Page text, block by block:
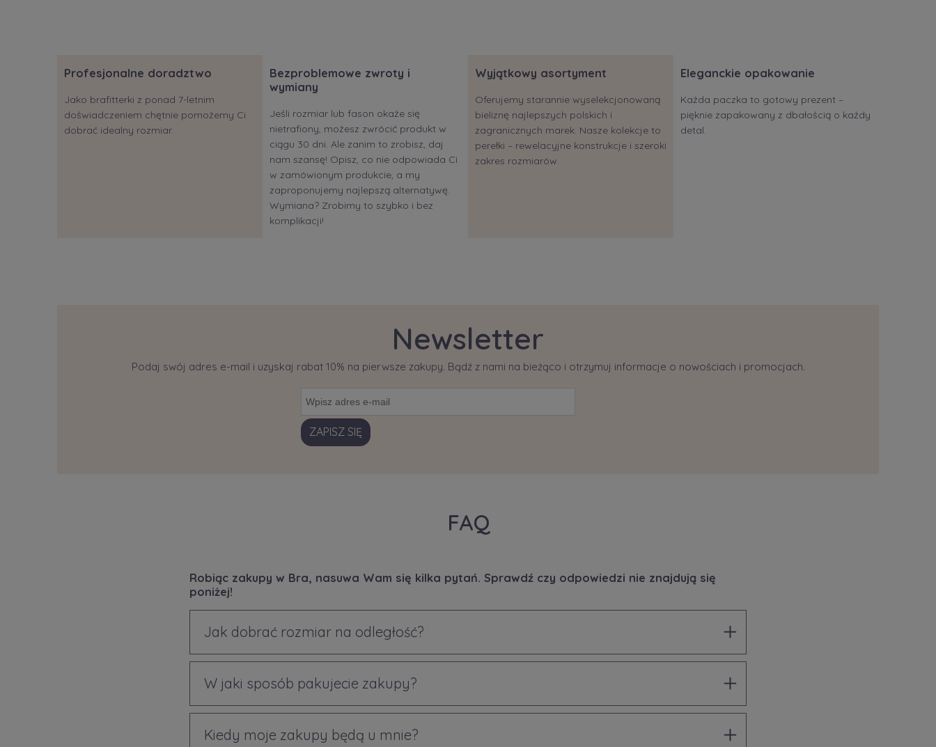
Profesjonalne doradztwo
Jako brafitterki z ponad 7-letnim
doświadczeniem chętnie pomożemy Ci
dobrać idealny rozmiar.
Bezproblemowe zwroty i
wymiany
Jeśli rozmiar lub fason okaże się
nietrafiony, możesz zwrócić produkt w
ciągu 30 dni. Ale zanim to zrobisz, daj
nam szansę! Opisz, co nie odpowiada Ci
w zamówionym produkcie, a my
zaproponujemy najlepszą alternatywę.
Wymiana? Zrobimy to szybko i bez
komplikacji!
Wyjątkowy asortyment
Oferujemy starannie wyselekcjonowaną
bieliznę najlepszych polskich i
zagranicznych marek. Nasze kolekcje to
perełki – rewelacyjne konstrukcje i szeroki
zakres rozmiarów.
Eleganckie opakowanie
Każda paczka to gotowy prezent –
pięknie zapakowany z dbałością o każdy
detal.
Newsletter
Podaj swój adres e-mail i uzyskaj rabat 10% na pierwsze zakupy. Bądź z nami na bieżąco i otrzymuj informacje o nowościach i promocjach.
ZAPISZ SIĘ
FAQ
Robiąc zakupy w Bra, nasuwa Wam się kilka pytań. Sprawdź czy odpowiedzi nie znajdują się
poniżej!
Jak dobrać rozmiar na odległość?
W jaki sposób pakujecie zakupy?
Kiedy moje zakupy będą u mnie?